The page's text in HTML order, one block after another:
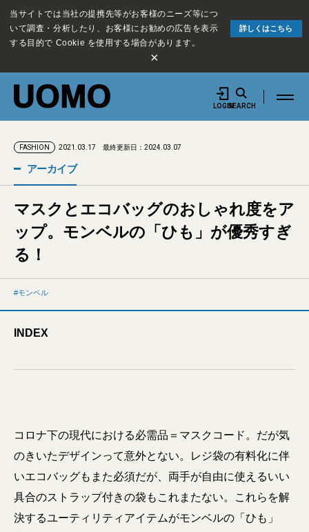
当サイトでは当社の提携先等がお客様のニーズ等につ
いて調査・分析したり、お客様にお勧めの広告を表示
する目的で Cookie を使用する場合があります。
詳しくはこちら
×
LOGINSEARCH
FASHION 2021.03.17 最終更新日：2024.03.07
アーカイブ
マスクとエコバッグのおしゃれ度をア
ップ。モンベルの「ひも」が優秀すぎ
る！
モンベル
INDEX
コロナ下の現代における必需品＝マスクコード。だが気
のきいたデザインって意外とない。レジ袋の有料化に伴
いエコバッグもまた必須だが、両手が自由に使えるいい
具合のストラップ付きの袋もこれまたない。これらを解
決するユーティリティアイテムがモンベルの「ひも」